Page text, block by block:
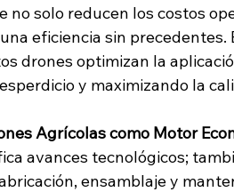
solo reducen los costos
eficiencia sin precedentes.
drones optimizan la
y maximizando la
Agrícolas como Motor
avances tecnológicos;
ensamblaje y